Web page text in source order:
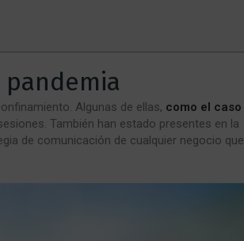
pandemia
Algunas de ellas, como el caso
También han estado presentes en la
de comunicación de cualquier negocio que